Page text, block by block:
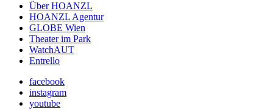
Über HOANZL
HOANZL Agentur
GLOBE Wien
Theater im Park
WatchAUT
Entrello
facebook
instagram
youtube